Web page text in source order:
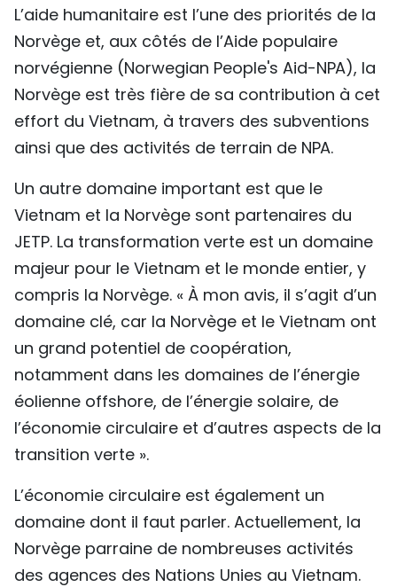
L’aide humanitaire est l’une des priorités de la
Norvège et, aux côtés de l’Aide populaire
norvégienne (Norwegian People's Aid-NPA), la
Norvège est très fière de sa contribution à cet
effort du Vietnam, à travers des subventions
ainsi que des activités de terrain de NPA.
Un autre domaine important est que le
Vietnam et la Norvège sont partenaires du
JETP. La transformation verte est un domaine
majeur pour le Vietnam et le monde entier, y
compris la Norvège. « À mon avis, il s’agit d’un
domaine clé, car la Norvège et le Vietnam ont
un grand potentiel de coopération,
notamment dans les domaines de l’énergie
éolienne offshore, de l’énergie solaire, de
l’économie circulaire et d’autres aspects de la
transition verte ».
L’économie circulaire est également un
domaine dont il faut parler. Actuellement, la
Norvège parraine de nombreuses activités
des agences des Nations Unies au Vietnam.